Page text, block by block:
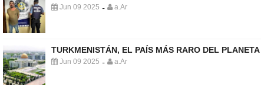
Jun 09 2025 - a.Ar
TURKMENISTÁN, EL PAÍS MÁS RARO DEL PLANETA
Jun 09 2025 - a.Ar